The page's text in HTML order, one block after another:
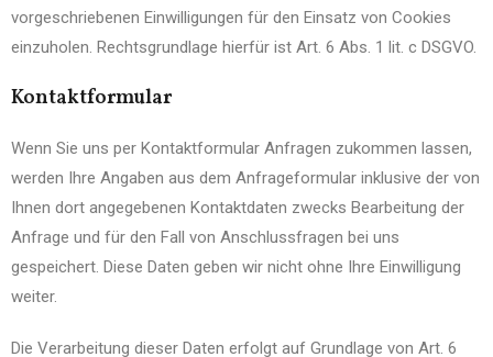
vorgeschriebenen Einwilligungen für den Einsatz von Cookies
einzuholen. Rechtsgrundlage hierfür ist Art. 6 Abs. 1 lit. c DSGVO.
Kontaktformular
Wenn Sie uns per Kontaktformular Anfragen zukommen lassen,
werden Ihre Angaben aus dem Anfrageformular inklusive der von
Ihnen dort angegebenen Kontaktdaten zwecks Bearbeitung der
Anfrage und für den Fall von Anschlussfragen bei uns
gespeichert. Diese Daten geben wir nicht ohne Ihre Einwilligung
weiter.
Die Verarbeitung dieser Daten erfolgt auf Grundlage von Art. 6